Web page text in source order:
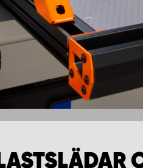
LASTSLÄDAR